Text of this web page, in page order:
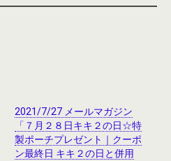
2021/7/27 メールマガジン
「７月２８日キキ２の日☆特
製ポーチプレゼント｜クーポ
ン最終日 キキ２の日と併用